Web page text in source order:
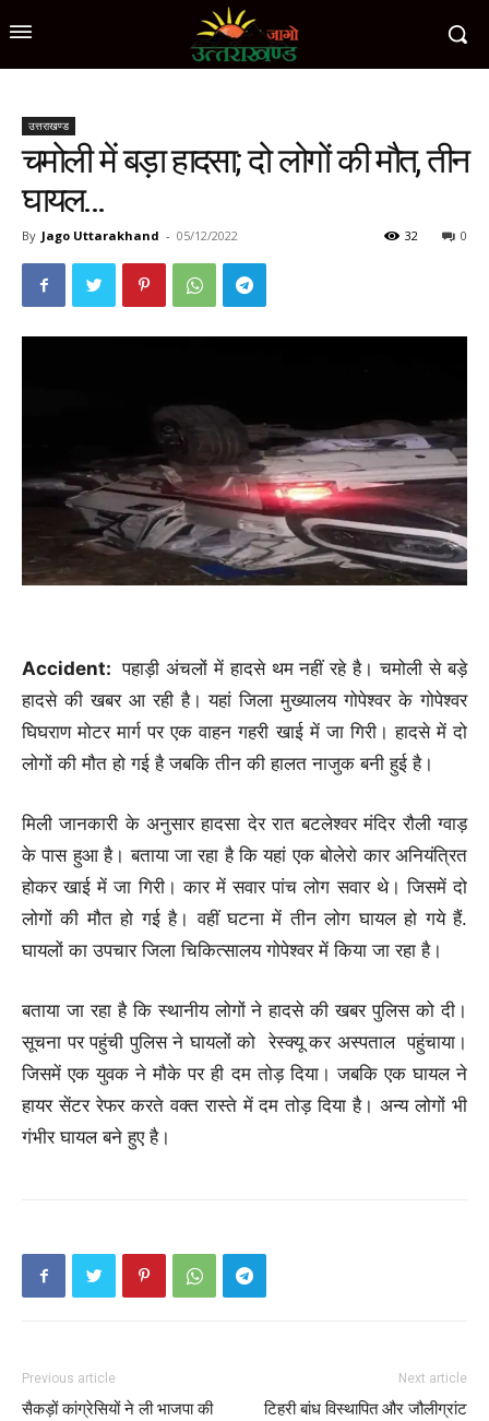
उत्तराखण्ड
चमोली में बड़ा हादसा; दो लोगों की मौत, तीन
घायल…
By Jago Uttarakhand - 05/12/2022 0
32
Accident:पहाड़ी अंचलों में हादसे थम नहीं रहे है। चमोली से बड़े
हादसे की खबर आ रही है। यहां जिला मुख्यालय गोपेश्वर के गोपेश्वर
घिघराण मोटर मार्ग पर एक वाहन गहरी खाई में जा गिरी। हादसे में दो
लोगों की मौत हो गई है जबकि तीन की हालत नाजुक बनी हुई है।
मिली जानकारी के अनुसार हादसा देर रात बटलेश्वर मंदिर रौली ग्वाड़
के पास हुआ है। बताया जा रहा है कि यहां एक बोलेरो कार अनियंत्रित
होकर खाई में जा गिरी। कार में सवार पांच लोग सवार थे। जिसमें दो
लोगों की मौत हो गई है। वहीं घटना में तीन लोग घायल हो गये हैं.
घायलों का उपचार जिला चिकित्सालय गोपेश्वर में किया जा रहा है।
बताया जा रहा है कि स्थानीय लोगों ने हादसे की खबर पुलिस को दी।
सूचना पर पहुंची पुलिस ने घायलों को रेस्क्यू कर अस्पताल पहुंचाया।
जिसमें एक युवक ने मौके पर ही दम तोड़ दिया। जबकि एक घायल ने
हायर सेंटर रेफर करते वक्त रास्ते में दम तोड़ दिया है। अन्य लोगों भी
गंभीर घायल बने हुए है।
Previous article
सैकड़ों कांग्रेसियों ने ली भाजपा की
Next article
टिहरी बांध विस्थापित और जौलीग्रांट